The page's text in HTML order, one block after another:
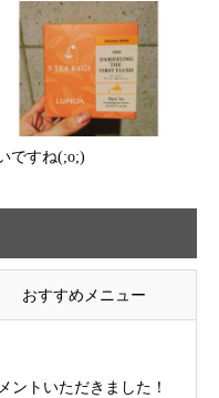
ですね(;o;)
おすすめメニュー
ントいただきました！